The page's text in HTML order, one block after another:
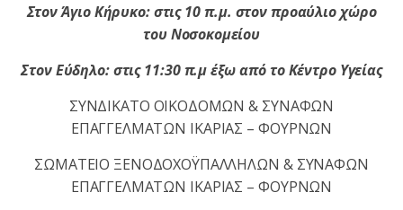
Στον Άγιο Κήρυκο: στις 10 π.μ. στον προαύλιο χώρο
του Νοσοκομείου
Στον Εύδηλο: στις 11:30 π.μ έξω από το Κέντρο Υγείας
ΣΥΝΔΙΚΑΤΟ ΟΙΚΟΔΟΜΩΝ & ΣΥΝΑΦΩΝ
ΕΠΑΓΓΕΛΜΑΤΩΝ ΙΚΑΡΙΑΣ – ΦΟΥΡΝΩΝ
ΣΩΜΑΤΕΙΟ ΞΕΝΟΔΟΧΟΫΠΑΛΛΗΛΩΝ & ΣΥΝΑΦΩΝ
ΕΠΑΓΓΕΛΜΑΤΩΝ ΙΚΑΡΙΑΣ – ΦΟΥΡΝΩΝ